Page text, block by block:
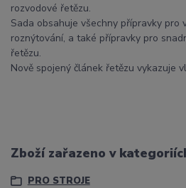
rozvodové řetězu.
Sada obsahuje všechny přípravky pro
roznýtování, a také přípravky pro
řetězu.
Nově spojený článek řetězu vykazuje
Zboží zařazeno v
PRO STROJE